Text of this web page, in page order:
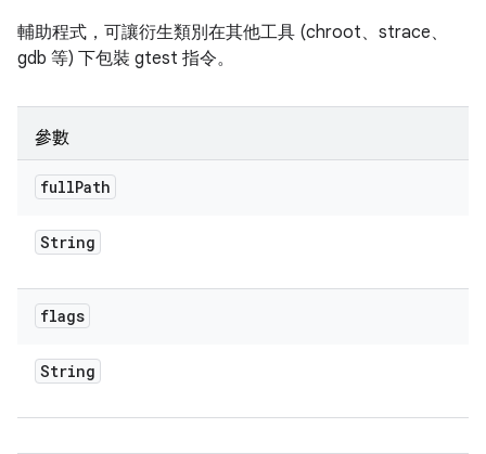
輔助程式，可讓衍生類別在其他工具 (chroot、strace、
gdb 等) 下包裝 gtest 指令。
參數
fullPath
String
flags
String